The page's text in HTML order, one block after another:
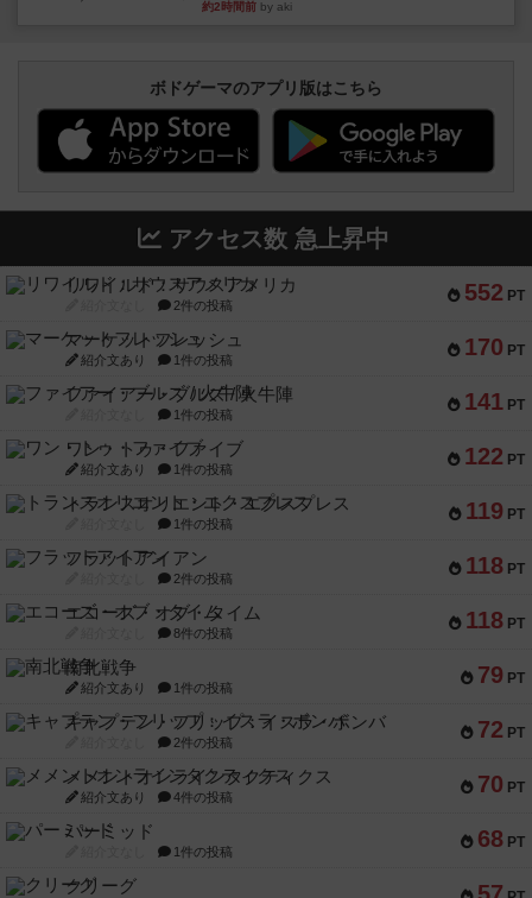
約2時間前 by aki
ボドゲーマのアプリ版はこちら
アクセス数 急上昇中
552 PT
リワイルド：サウスアメリカ
2件の投稿
170 PT
マーケットフレッシュ
紹介文あり 1件の投稿
141 PT
ファイアー・ブルズ / 火牛陣
1件の投稿
122 PT
ワン・トゥ・ファイブ
紹介文あり 1件の投稿
119 PT
トランスオリエント・エクスプレス
1件の投稿
118 PT
フラットアイアン
2件の投稿
118 PT
エコーズ・オブ・タイム
8件の投稿
79 PT
南北戦争
紹介文あり 1件の投稿
72 PT
キャプテン・フリップ：イスラ・ボンバ
2件の投稿
70 PT
メメントオンラインタクティクス
紹介文あり 4件の投稿
68 PT
パーミッド
1件の投稿
クリーグ